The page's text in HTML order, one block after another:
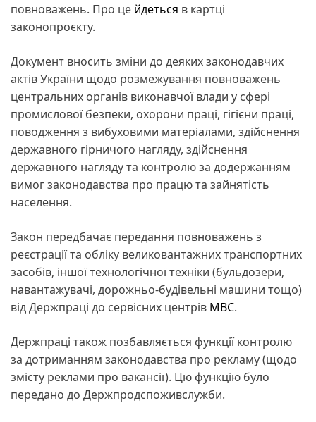
повноважень. Про це йдеться в картці
законопроєкту.
Документ вносить зміни до деяких законодавчих
актів України щодо розмежування повноважень
центральних органів виконавчої влади у сфері
промислової безпеки, охорони праці, гігієни праці,
поводження з вибуховими матеріалами, здійснення
державного гірничого нагляду, здійснення
державного нагляду та контролю за додержанням
вимог законодавства про працю та зайнятість
населення.
Закон передбачає передання повноважень з
реєстрації та обліку великовантажних транспортних
засобів, іншої технологічної техніки (бульдозери,
навантажувачі, дорожньо-будівельні машини тощо)
від Держпраці до сервісних центрів МВС.
Держпраці також позбавляється функції контролю
за дотриманням законодавства про рекламу (щодо
змісту реклами про вакансії). Цю функцію було
передано до Держпродспоживслужби.